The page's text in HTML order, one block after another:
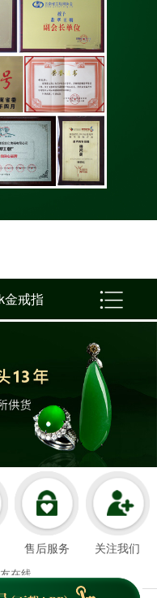
k金戒指
售后服务 关注我们
在线
3月21日